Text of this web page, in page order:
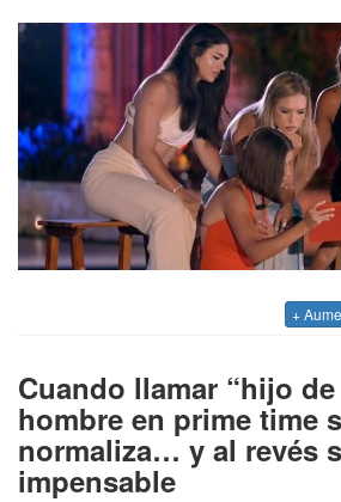
+
Cuando llamar “hijo
hombre en prime time
normaliza… y al revés
impensable